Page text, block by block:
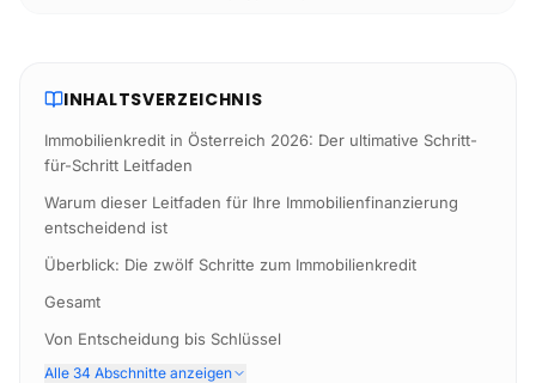
INHALTSVERZEICHNIS
Immobilienkredit in Österreich 2026: Der ultimative Schritt-
für-Schritt Leitfaden
Warum dieser Leitfaden für Ihre Immobilienfinanzierung
entscheidend ist
Überblick: Die zwölf Schritte zum Immobilienkredit
Gesamt
Von Entscheidung bis Schlüssel
Alle 34 Abschnitte anzeigen